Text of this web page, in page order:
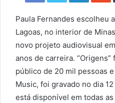
Paula Fernandes escolheu
Lagoas, no interior de
novo projeto audiovisual
anos de carreira. “Origens”
público de 20 mil pessoas
Music, foi gravado no dia
está disponível em todas